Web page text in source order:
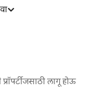
लागू होऊ